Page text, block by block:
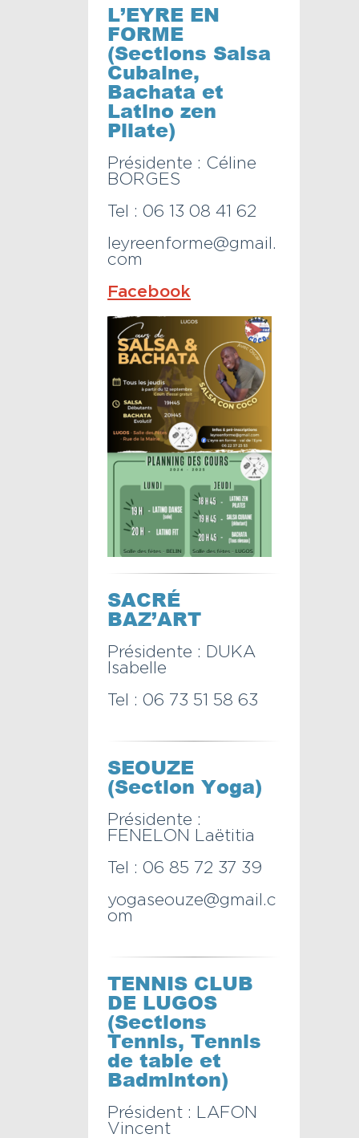
L’EYRE EN
FORME
(Sections Salsa
Cubaine,
Bachata et
Latino zen
Pilate)
Présidente : Céline
BORGES
Tel : 06 13 08 41 62
leyreenforme@gmail.
com
Facebook
SACRÉ
BAZ’ART
Présidente : DUKA
Isabelle
Tel : 06 73 51 58 63
SEOUZE
(Section Yoga)
Présidente :
FENELON Laëtitia
Tel : 06 85 72 37 39
yogaseouze@gmail.c
om
TENNIS CLUB
DE LUGOS
(Sections
Tennis, Tennis
de table et
Badminton)
Président : LAFON
Vincent